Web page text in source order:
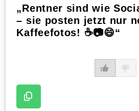
„Rentner sind wie
– sie posten jetzt nur
Kaffeefotos! ☕📷😄“